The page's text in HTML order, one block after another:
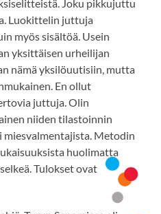
Joku pikkujuttu
Luokittelin juttuja
myös sisältöä. Usein
yksittäisen urheilijan
nämä yksilöuutisiin, mutta
En ollut
juttuja. Olin
niiden tilastoinnin
miesvalmentajista. Metodin
huolimatta
Tulokset ovat